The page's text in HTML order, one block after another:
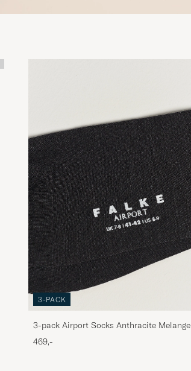
3-PACK
3-pack Airport Socks Anthracite Melange
469,-